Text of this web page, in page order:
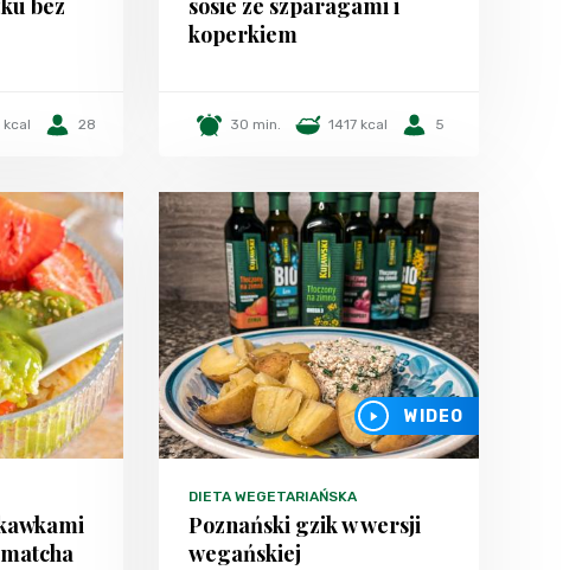
bez
kcal 28
sosie ze szparagami i
koperkiem
30 min. 1417 kcal 5
WIDEO
DIETA WEGETARIAŃSKA
Poznański gzik w wersji
wegańskiej